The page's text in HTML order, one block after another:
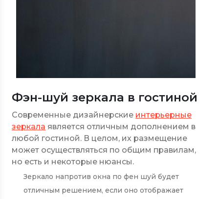
Фэн-шуй зеркала в гостиной
Современные дизайнерские интерьерные
зеркала является отличным дополнением в
любой гостиной. В целом, их размещение
может осуществляться по общим правилам,
но есть и некоторые нюансы.
Зеркало напротив окна по фен шуй будет
отличным решением, если оно отображает